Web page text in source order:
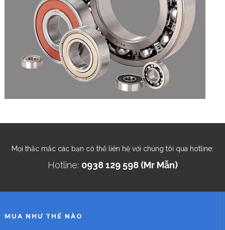
Mọi thắc mắc các bạn có thể liên hệ với chúng tôi qua hotline:
Hotline: 0938 129 598 (Mr Mẫn)
MUA NHƯ THẾ NÀO